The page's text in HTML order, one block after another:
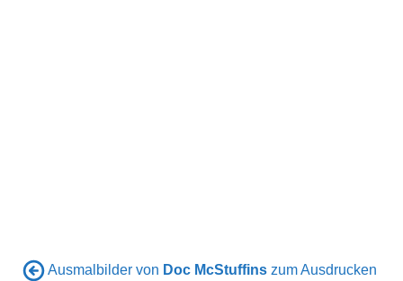
Ausmalbilder von Doc McStuffins zum Ausdrucken